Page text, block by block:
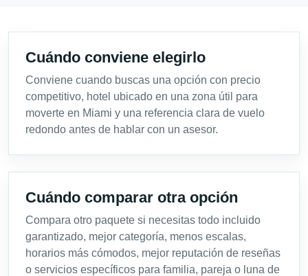
Cuándo conviene elegirlo
Conviene cuando buscas una opción con precio
competitivo, hotel ubicado en una zona útil para
moverte en Miami y una referencia clara de vuelo
redondo antes de hablar con un asesor.
Cuándo comparar otra opción
Compara otro paquete si necesitas todo incluido
garantizado, mejor categoría, menos escalas,
horarios más cómodos, mejor reputación de reseñas
o servicios específicos para familia, pareja o luna de